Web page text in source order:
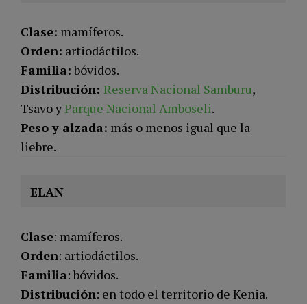
Clase: mamíferos.
Orden: artiodáctilos.
Familia: bóvidos.
Distribución: Reserva Nacional Samburu,
Tsavo yParque Nacional Amboseli.
Peso y alzada: más o menos igual que la
liebre.
ELAN
Clase: mamíferos.
Orden: artiodáctilos.
Familia: bóvidos.
Distribución: en todo el territorio de Kenia.